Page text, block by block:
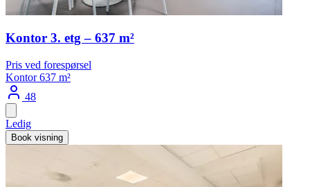
Kontor 3. etg – 637 m²
Pris ved forespørsel
Kontor 637 m²
48
Ledig
Book visning